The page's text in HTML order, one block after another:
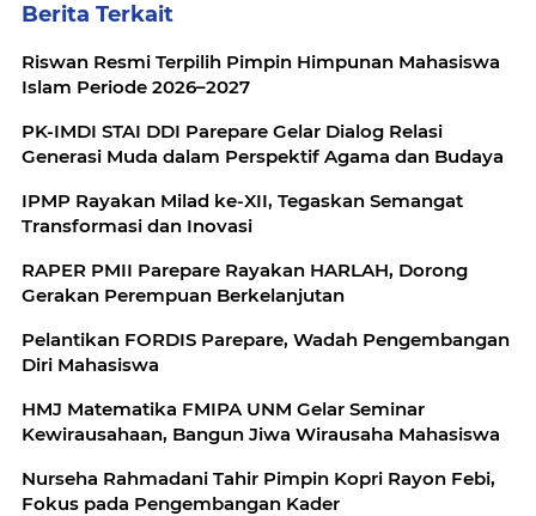
Berita Terkait
Riswan Resmi Terpilih Pimpin Himpunan Mahasiswa
Islam Periode 2026–2027
PK-IMDI STAI DDI Parepare Gelar Dialog Relasi
Generasi Muda dalam Perspektif Agama dan Budaya
IPMP Rayakan Milad ke-XII, Tegaskan Semangat
Transformasi dan Inovasi
RAPER PMII Parepare Rayakan HARLAH, Dorong
Gerakan Perempuan Berkelanjutan
Pelantikan FORDIS Parepare, Wadah Pengembangan
Diri Mahasiswa
HMJ Matematika FMIPA UNM Gelar Seminar
Kewirausahaan, Bangun Jiwa Wirausaha Mahasiswa
Nurseha Rahmadani Tahir Pimpin Kopri Rayon Febi,
Fokus pada Pengembangan Kader